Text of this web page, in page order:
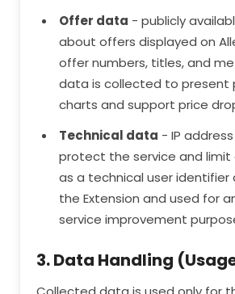
Offer data - publicly
about offers displayed on
offer numbers, titles, and
data is collected to present
charts and support price
Technical data - IP
protect the service and limit
as a technical user identifier
the Extension and used for
service improvement
3. Data Handling